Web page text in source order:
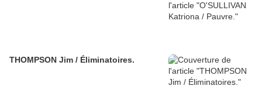
THOMPSON Jim / Éliminatoires.